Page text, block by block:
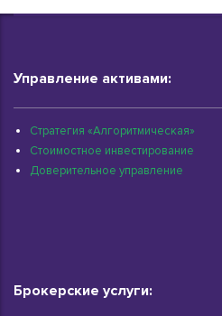
Управление активами:
Стратегия «Алгоритмическая»
Стоимостное инвестирование
Доверительное управление
Брокерские услуги: